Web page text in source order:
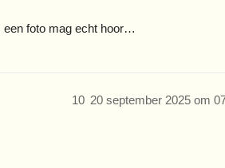
een foto mag echt hoor…
20 september 2025 om
10